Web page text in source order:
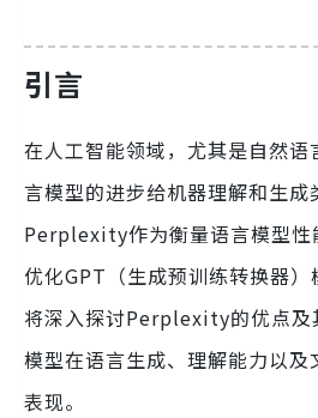
引言
在人工智能领域，尤其是自然
言模型的进步给机器理解和生成
Perplexity作为衡量语言模型性
优化GPT（生成预训练转换器
将深入探讨Perplexity的优点及
模型在语言生成、理解能力以及
表现。